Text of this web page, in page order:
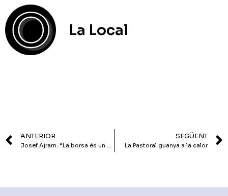
La Local
ANTERIOR
Josef Ajram: “La borsa és un esport més extrem que els Ironams”
SEGÜENT
La Pastoral guanya a la calor